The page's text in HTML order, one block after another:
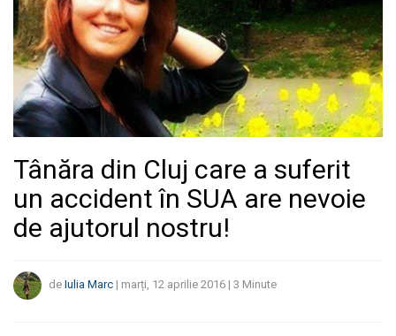
Tânăra din Cluj care a suferit
un accident în SUA are nevoie
de ajutorul nostru!
de Iulia Marc | marți, 12 aprilie 2016 | 3 Minute